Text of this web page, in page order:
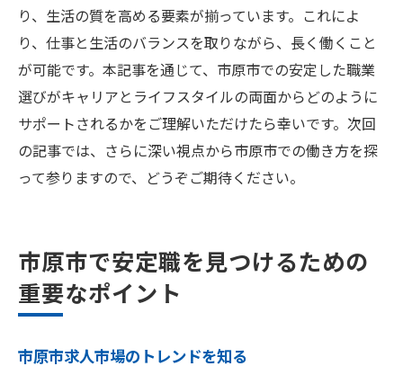
り、生活の質を高める要素が揃っています。これによ
り、仕事と生活のバランスを取りながら、長く働くこと
が可能です。本記事を通じて、市原市での安定した職業
選びがキャリアとライフスタイルの両面からどのように
サポートされるかをご理解いただけたら幸いです。次回
の記事では、さらに深い視点から市原市での働き方を探
って参りますので、どうぞご期待ください。
市原市で安定職を見つけるための
重要なポイント
市原市求人市場のトレンドを知る